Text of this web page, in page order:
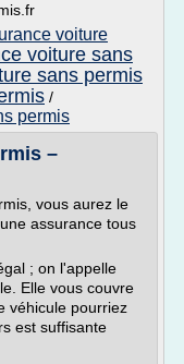
voiture
voiture sans
sans permis
/
permis
–
vous aurez le
assurance tous
; on l'appelle
Elle vous couvre
véhicule pourriez
est suffisante